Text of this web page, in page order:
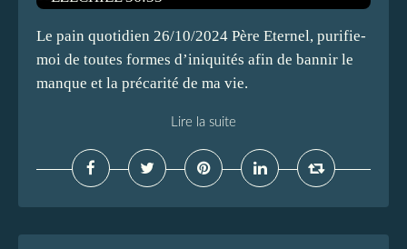
Le pain quotidien 26/10/2024 Père Eternel, purifie-
moi de toutes formes d’iniquités afin de bannir le
manque et la précarité de ma vie.
Lire la suite